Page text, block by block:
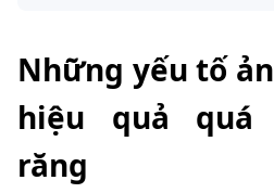
Những yếu tố
hiệu quả quá
răng